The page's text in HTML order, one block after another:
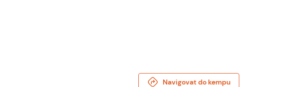
Navigovat do kempu